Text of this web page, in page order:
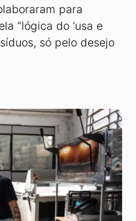
para
“lógica do ‘usa e
só pelo desejo